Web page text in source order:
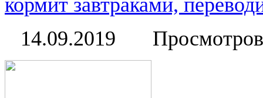
14.09.2019